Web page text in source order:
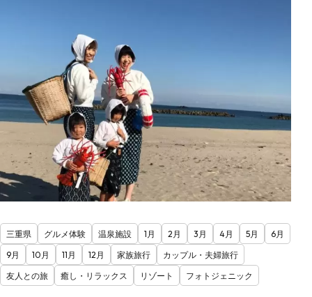
三重県 グルメ体験 温泉施設 1月 2月 3月 4月 5月
6月
9月
10月 11月 12月 家族旅行
カップル・夫婦旅行
友人との旅
癒し・リラックス リゾート フォトジェニック